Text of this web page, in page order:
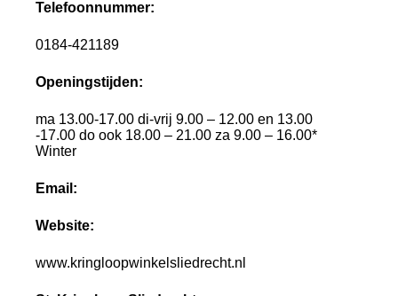
Telefoonnummer:
0184-421189
Openingstijden:
ma 13.00-17.00 di-vrij 9.00 – 12.00 en 13.00
-17.00 do ook 18.00 – 21.00 za 9.00 – 16.00*
Winter
Email:
Website:
www.kringloopwinkelsliedrecht.nl